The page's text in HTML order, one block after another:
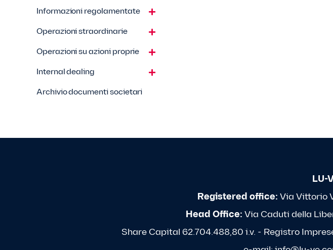
Informazioni regolamentate
Operazioni straordinarie
Operazioni su azioni proprie
Internal dealing
Archivio documenti societari
LU-
Registered office: Via Vittorio
Head Office: Via Caduti della
Share Capital 62.704.488,80 i.v. - Registro